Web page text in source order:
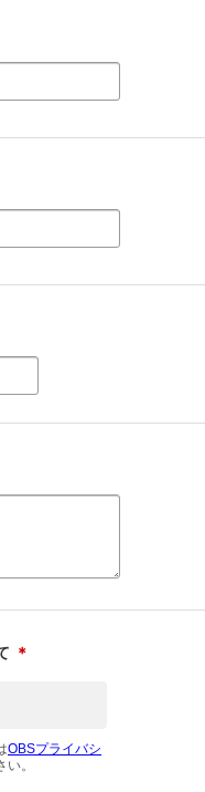
＊
OBSプライバシ
。